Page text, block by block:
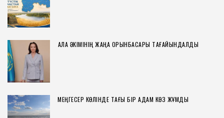
ҚАЛА ӘКІМІНІҢ ЖАҢА ОРЫНБАСАРЫ ТАҒАЙЫНДАЛДЫ
МЕҢГЕСЕР КӨЛІНДЕ ТАҒЫ БІР АДАМ КӨЗ ЖҰМДЫ